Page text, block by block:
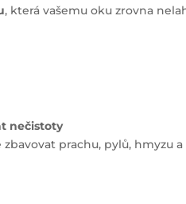
, která vašemu oku zrovna
nečistoty
prachu, pylů, hmyzu